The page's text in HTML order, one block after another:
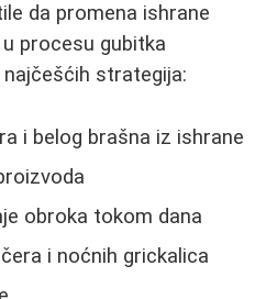
da promena ishrane
procesu gubitka
najčešćih strategija:
i belog brašna iz ishrane
obroka tokom dana
i noćnih grickalica